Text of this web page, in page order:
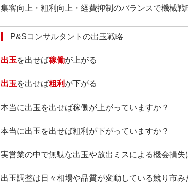
集客向上・粗利向上・経費抑制のバランスで機械戦
P&Sコンサルタントの出玉戦略
出玉を出せば稼働が上がる
出玉を出せば粗利 が下がる
本当に出玉を出せば稼働が上がっていますか？
本当に出玉を出せば粗利が下がっていますか？
実営業の中で無駄な出玉や放出ミスによる機会損失
出玉調整は日々相場や品質が変動している競り市み